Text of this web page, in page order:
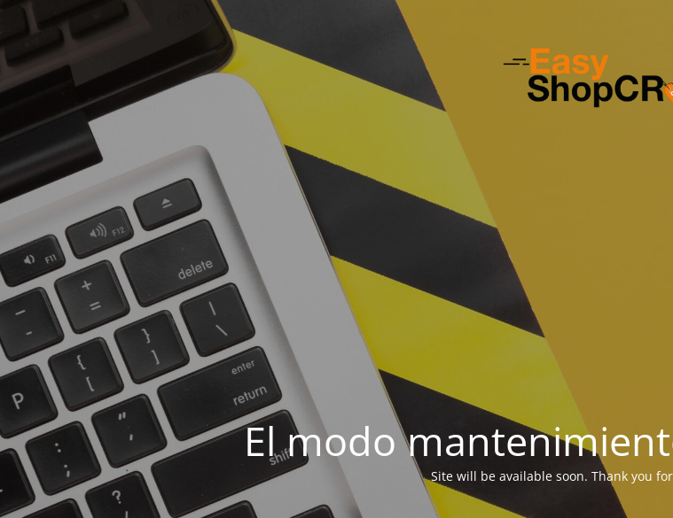
El modo
Site will be available soon. Thank you